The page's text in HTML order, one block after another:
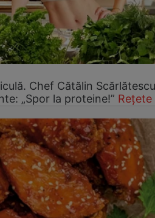
Chef Cătălin
„Spor la proteine!” Rețete